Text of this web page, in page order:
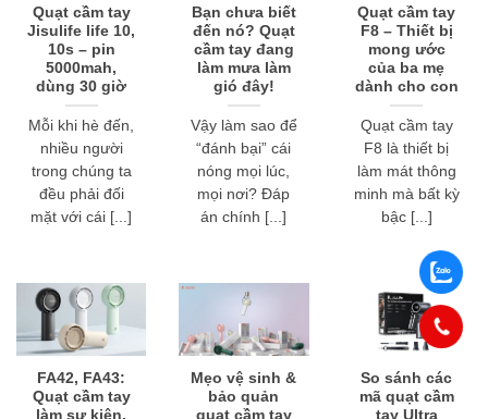
Quạt cầm tay
Jisulife life 10,
10s – pin
5000mah,
dùng 30 giờ
Mỗi khi hè đến,
nhiều người
trong chúng ta
đều phải đối
mặt với cái [...]
Bạn chưa biết
đến nó? Quạt
cầm tay đang
làm mưa làm
gió đây!
Vậy làm sao để
“đánh bại” cái
nóng mọi lúc,
mọi nơi? Đáp
án chính [...]
Quạt cầm tay
F8 – Thiết bị
mong ước
của ba mẹ
dành cho con
Quạt cầm tay
F8 là thiết bị
làm mát thông
minh mà bất kỳ
bậc [...]
FA42, FA43:
Quạt cầm tay
làm sự kiện,
Mẹo vệ sinh &
bảo quản
quạt cầm tay
So sánh các
mã quạt cầm
tay Ultra